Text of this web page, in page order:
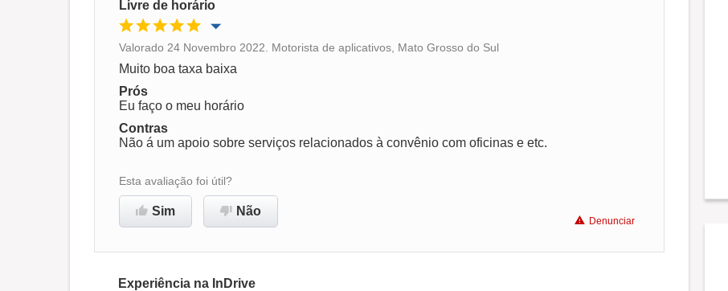
Livre de horário
Oportunidade de promoção
Ambiente de trabalho
Recomenda esta empresa Recomenda a diretoria
Valorado 24 Novembro 2022. Motorista de aplicativos, Mato Grosso do Sul
Muito boa taxa baixa
Prós
Eu faço o meu horário
Contras
Não á um apoio sobre serviços relacionados à convênio com oficinas e etc.
Esta avaliação foi útil?
Sim Não
Denunciar
Experiência na InDrive